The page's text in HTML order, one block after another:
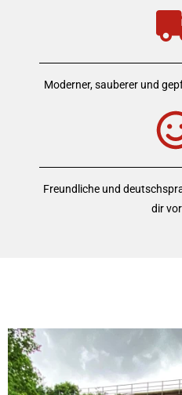
Moderner, sauberer und
Freundliche und
dir